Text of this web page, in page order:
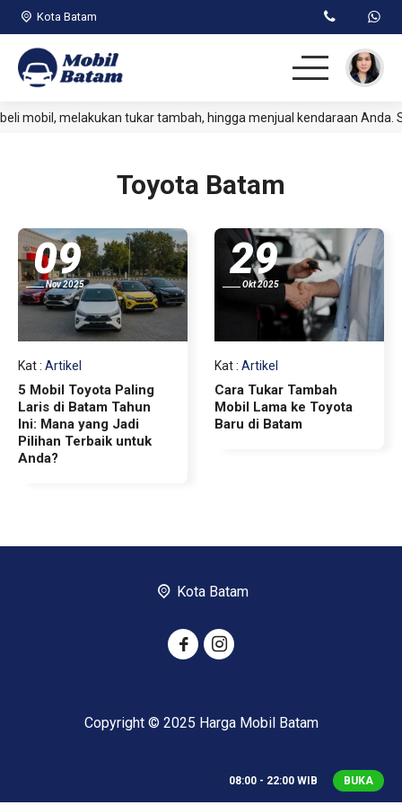
Kota Batam
08:00 - 22:00 WIB BUKA
Beranda
Jual Kendaraan
Artikel
mobil, melakukan tukar tambah, hingga menjual kendaraan Anda.
Toyota Batam
09
Nov 2025
Kat: Artikel
5 Mobil Toyota Paling
Laris di Batam Tahun
Ini: Mana yang Jadi
Pilihan Terbaik untuk
Anda?
29
Okt 2025
Kat: Artikel
Cara Tukar Tambah
Mobil Lama ke Toyota
Baru di Batam
Kota Batam
Copyright © 2025 Harga Mobil Batam